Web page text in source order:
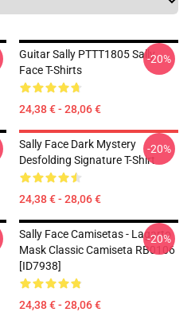
Guitar Sally PTTT1805 Sally
Face T-Shirts
24,38 € - 28,06 €
-20%
Sally Face Dark Mystery
Desfolding Signature T-Shirt
24,38 € - 28,06 €
-20%
Sally Face Camisetas - Lagarto
Mask Classic Camiseta RB0106
[ID7938]
24,38 € - 28,06 €
-20%